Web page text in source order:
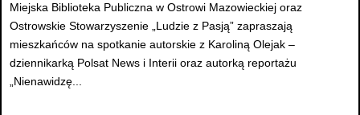
Miejska Biblioteka Publiczna w Ostrowi Mazowieckiej oraz
Ostrowskie Stowarzyszenie „Ludzie z Pasją” zapraszają
mieszkańców na spotkanie autorskie z Karoliną Olejak –
dziennikarką Polsat News i Interii oraz autorką reportażu
„Nienawidzę...